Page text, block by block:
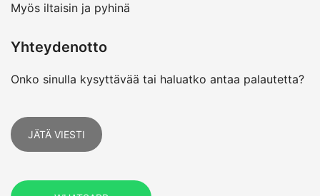
Myös iltaisin ja pyhinä
Yhteydenotto
Onko sinulla kysyttävää tai haluatko antaa palautetta?
JÄTÄ VIESTI